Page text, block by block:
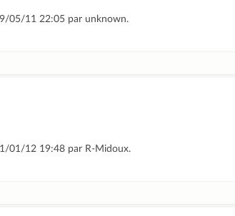
05/11 22:05 par unknown.
01/12 19:48 par R-Midoux.